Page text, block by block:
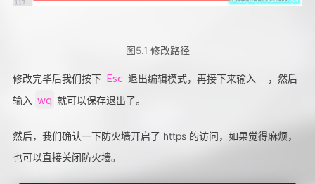
图5.1 修改路径
修改完毕后我们按下 Esc 退出编辑模式，再接下来输入 : ，然后
输入 wq 就可以保存退出了。
然后，我们确认一下防火墙开启了 https 的访问，如果觉得麻烦，
也可以直接关闭防火墙。